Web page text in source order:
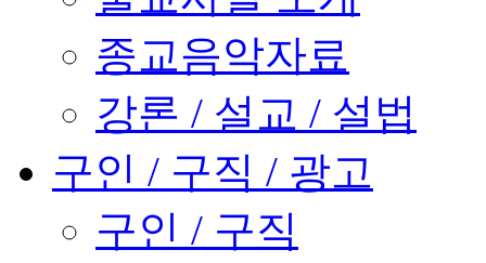
종교음악자료
강론 / 설교 / 설법
구인 / 구직 / 광고
구인 / 구직